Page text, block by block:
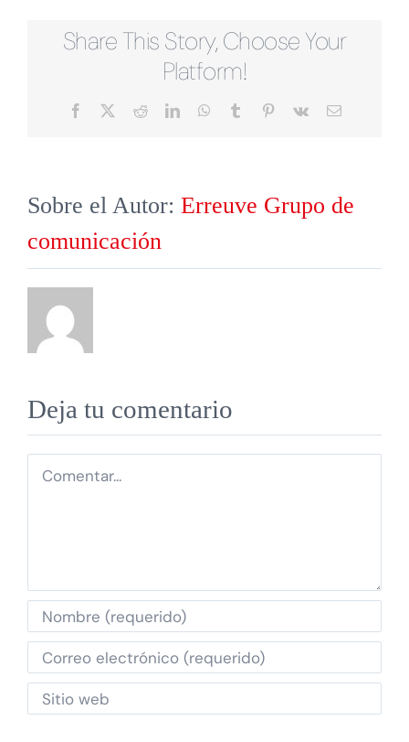
Share This Story, Choose Your
Platform!
Facebook RedditLinkedInWhatsApp
Tumblr PinterestVk
Correo
Sobre el Autor: Erreuve Grupo de
comunicación
Deja tu comentario
Comentar